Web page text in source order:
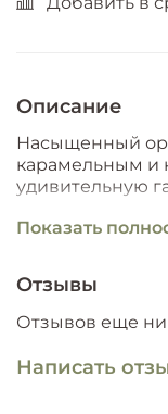
Описание
Насыщенный
карамельным и
удивительную
Состав: грецкий
капол.
Пищевая
- 34,67, белки -
Показать
Отзывы
Отзывов еще
Написать